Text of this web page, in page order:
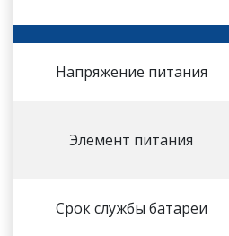
Напряжение питания
Элемент питания
Срок службы батареи